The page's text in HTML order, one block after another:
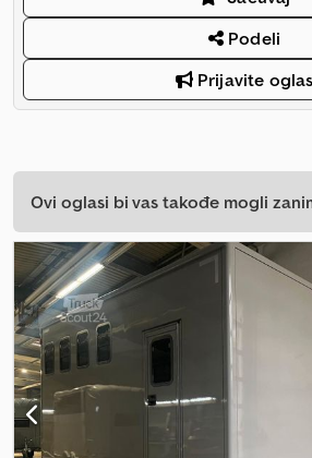
Podeli
Prijavite oglas
Ovi oglasi bi vas takođe mogli